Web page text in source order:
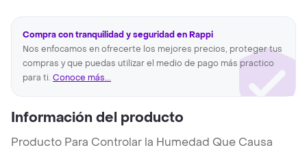
Compra con tranquilidad y seguridad en Rappi
Nos enfocamos en ofrecerte los mejores precios, proteger tus
compras y que puedas utilizar el medio de pago más practico
para ti. Conoce más...
Información del producto
Producto Para Controlar la Humedad Que Causa